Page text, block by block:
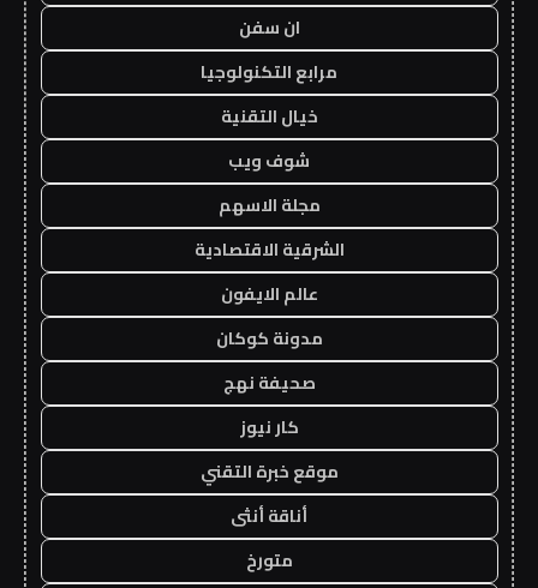
ان سفن
مرابع التكنولوجيا
خيال التقنية
شوف ويب
مجلة الاسهم
الشرقية الاقتصادية
عالم الايفون
مدونة كوكان
صحيفة نهج
كار نيوز
موقع خبرة التقني
أناقة أنثى
متورخ